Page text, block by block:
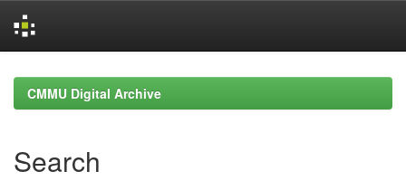
navigationCMMU Digital Archive
Search